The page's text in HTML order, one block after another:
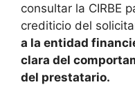
consultar la CIRBE
crediticio del
a la entidad
clara del
del prestatario.